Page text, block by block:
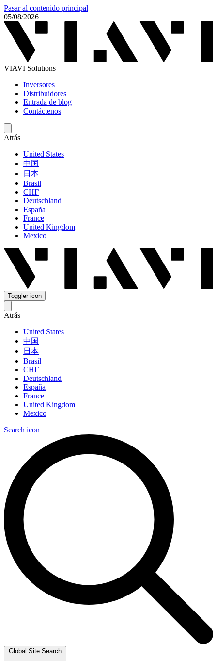
Pasar al contenido principal
05/08/2026
VIAVI Solutions
Inversores
Distribuidores
Entrada de blog
Contáctenos
Atrás
United States
中国
日本
Brasil
СНГ
Deutschland
España
France
United Kingdom
Mexico
Toggler icon
Atrás
United States
中国
日本
Brasil
СНГ
Deutschland
España
France
United Kingdom
Mexico
Search icon
Global Site Search